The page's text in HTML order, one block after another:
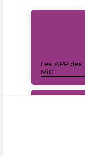
Les APP des
MiC